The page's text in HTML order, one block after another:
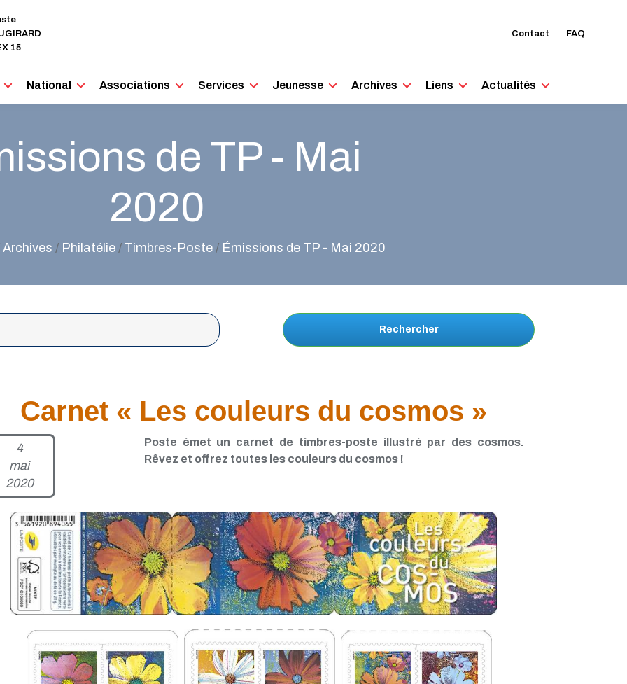
15
Contact FAQ
National Associations Services Jeunesse Archives Liens Actualités
de TP - Mai
2020
Archives / Philatélie / Timbres-Poste / Émissions de TP - Mai 2020
Rechercher
Carnet « Les couleurs du cosmos »
4
mai
2020
Poste émet un carnet de timbres-poste illustré par des cosmos.
Rêvez et offrez toutes les couleurs du cosmos !